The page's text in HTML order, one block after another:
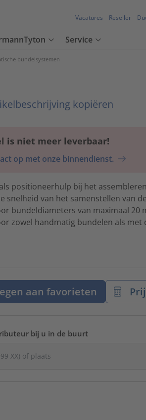
Vacatures Reseller
Service
bundelsystemen
kopiëren
is niet meer leverbaar!
op met onze binnendienst.
positioneerhulp bij het
snelheid van het samenstellen van
bundeldiameters van maximaal 20
zowel handmatig bundelen als met
aan favorieten
bij u in de buurt